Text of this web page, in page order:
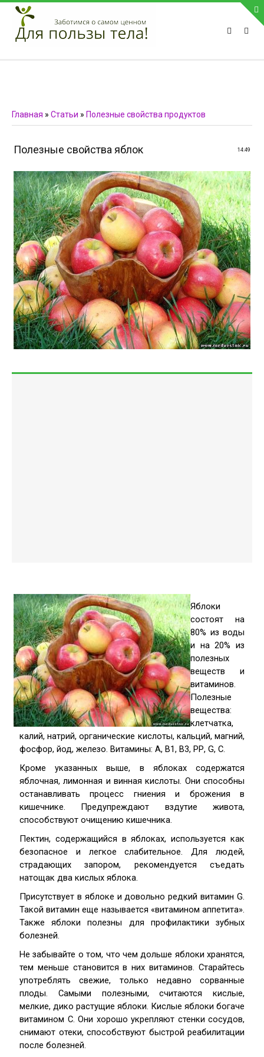
ПРИВЕТСТВУЕМ НА НАШЕМ САЙТЕ
Блок скоро обновится
Мобильный:
Факс:
E-mail:admin@medvestnic.ru
Форма обратной связи
Главная » Статьи » Полезные свойства продуктов
14:49
Полезные свойства яблок
Яблоки
состоят на
80% из воды
и на 20% из
полезных
веществ и
витаминов.
Полезные
вещества:
клетчатка,
калий, натрий, органические кислоты, кальций, магний,
фосфор, йод, железо. Витамины: А, В1, В3, РР, G, С.
Кроме указанных выше, в яблоках содержатся
яблочная, лимонная и винная кислоты. Они способны
останавливать процесс гниения и брожения в
кишечнике. Предупреждают вздутие живота,
способствуют очищению кишечника.
Пектин, содержащийся в яблоках, используется как
безопасное и легкое слабительное. Для людей,
страдающих запором, рекомендуется съедать
натощак два кислых яблока.
Присутствует в яблоке и довольно редкий витамин G.
Такой витамин еще называется «витамином аппетита».
Также яблоки полезны для профилактики зубных
болезней.
Не забывайте о том, что чем дольше яблоки хранятся,
тем меньше становится в них витаминов. Старайтесь
употреблять свежие, только недавно сорванные
плоды. Самыми полезными, считаются кислые,
мелкие, дико растущие яблоки. Кислые яблоки богаче
витамином C. Они хорошо укрепляют стенки сосудов,
снимают отеки, способствуют быстрой реабилитации
после болезней.